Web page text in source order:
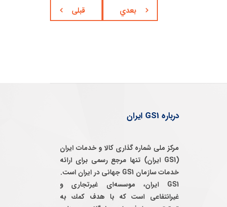
قبلی بعدي
درباره GS1 ایران
مرکز ملی شماره گذاری کالا و خدمات ایران
(GS1 ایران) تنها مرجع رسمی برای ارائه
خدمات سازمان GS1 جهانی در ایران است.
GS1 ایران، موسسه‌ای غيرتجاری و
غيرانتفاعی است كه با هدف كمك به